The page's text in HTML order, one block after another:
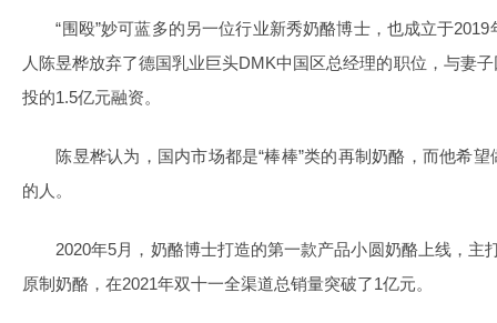
“围殴”妙可蓝多的另一位行业新秀奶酪博士，也成立于2019
人陈昱桦放弃了德国乳业巨头DMK中国区总经理的职位，与妻
投的1.5亿元融资。
陈昱桦认为，国内市场都是“棒棒”类的再制奶酪，而他希望
的人。
2020年5月，奶酪博士打造的第一款产品小圆奶酪上线，主
原制奶酪，在2021年双十一全渠道总销量突破了1亿元。